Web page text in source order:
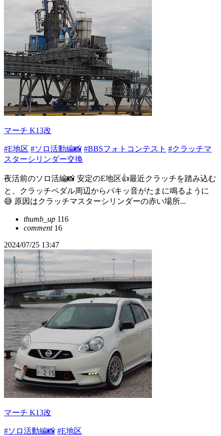
マーチ K13改
#E地区 #ソロ活動編📸 #BBSフォトコンテスト #クラッチマ
スターシリンダー交換
夜活前のソロ活編📸 安定のE地区👍最近クラッチを踏み込む
と、クラッチペダル周辺からパキッ音がたまに鳴るように
😅 原因はクラッチマスターシリンダーの赤い場所...
thumb_up 116
comment16
2024/07/25 13:47
マーチ K13改
#ソロ活動編📸 #E地区